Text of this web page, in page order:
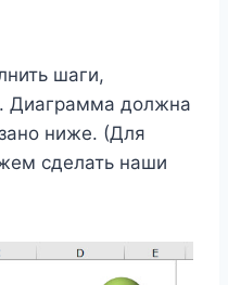
шаги,
Диаграмма должна
ниже. (Для
сделать наши